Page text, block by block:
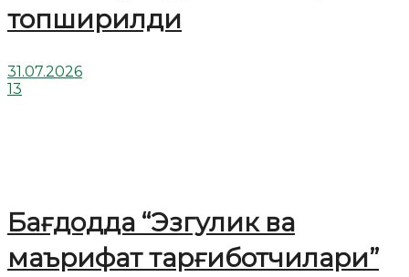
топширилди
31.07.2026
13
Бағдодда “Эзгулик ва
маърифат тарғиботчилари”